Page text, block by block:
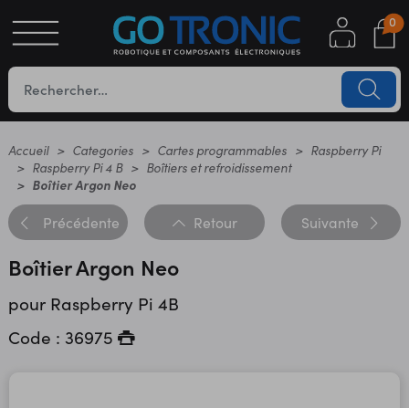
0
Accueil Categories Cartes programmables
Raspberry Pi
Raspberry Pi 4 B
Boîtiers et refroidissement
Boîtier Argon Neo
Précédente Retour Suivante
Boîtier Argon Neo
pour Raspberry Pi 4B
Code : 36975